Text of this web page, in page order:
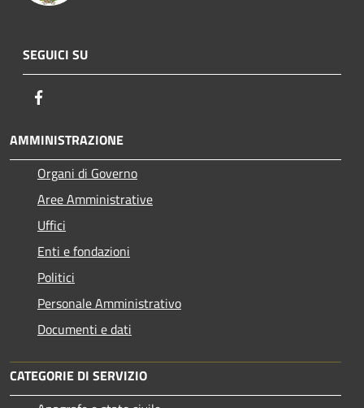
SEGUICI SU
AMMINISTRAZIONE
Organi di Governo
Aree Amministrative
Uffici
Enti e fondazioni
Politici
Personale Amministrativo
Documenti e dati
CATEGORIE DI SERVIZIO